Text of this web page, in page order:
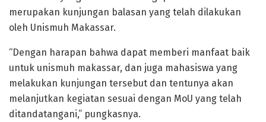
merupakan kunjungan balasan yang telah dilakukan
oleh Unismuh Makassar.
“Dengan harapan bahwa dapat memberi manfaat baik
untuk unismuh makassar, dan juga mahasiswa yang
melakukan kunjungan tersebut dan tentunya akan
melanjutkan kegiatan sesuai dengan MoU yang telah
ditandatangani,” pungkasnya.